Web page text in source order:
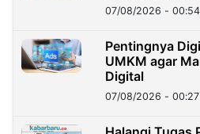
07/08/2026 - 00:54
Pentingnya
UMKM agar
Digital
07/08/2026 - 00:27